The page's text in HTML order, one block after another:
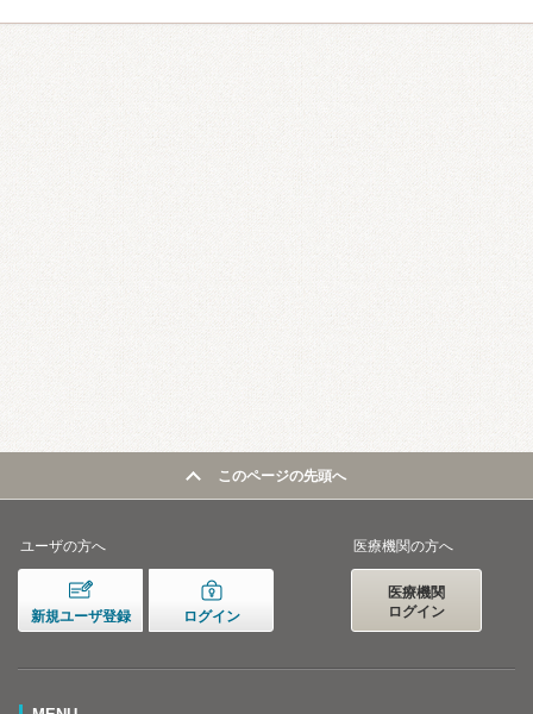
このページの先頭へ
ユーザの方へ
新規ユーザ登録 ログイン
医療機関の方へ
医療機関
ログイン